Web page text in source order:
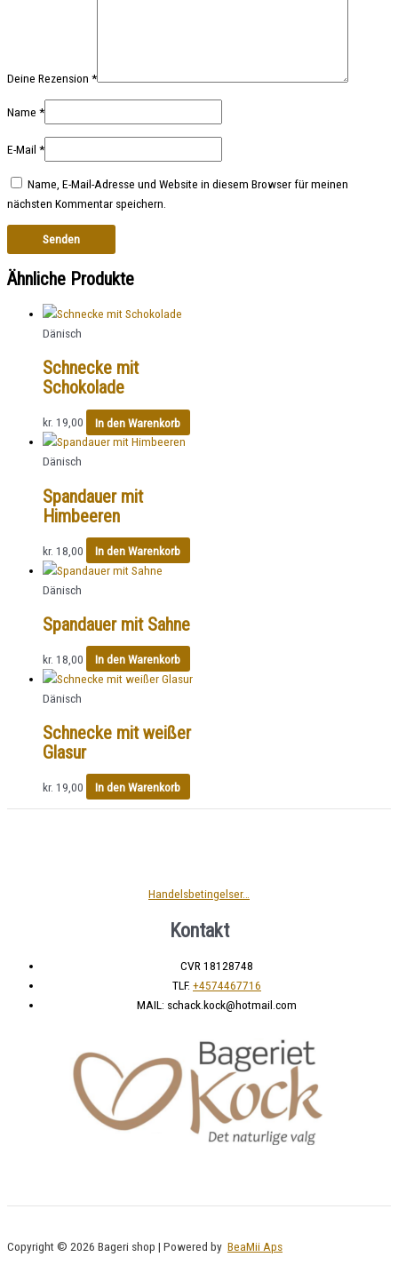
Deine Rezension *
Name *
E-Mail *
Name, E-Mail-Adresse und Website in diesem Browser für meinen
nächsten Kommentar speichern.
Ähnliche Produkte
Dänisch
Schnecke mit
Schokolade
kr. 19,00 In den Warenkorb
Dänisch
Spandauer mit
Himbeeren
kr. 18,00 In den Warenkorb
Dänisch
Spandauer mit Sahne
kr. 18,00 In den Warenkorb
Dänisch
Schnecke mit weißer
Glasur
kr. 19,00 In den Warenkorb
Handelsbetingelser…
Kontakt
CVR 18128748
TLF. +4574467716
MAIL: schack.kock@hotmail.com
Copyright © 2026 Bageri shop | Powered by BeaMii Aps